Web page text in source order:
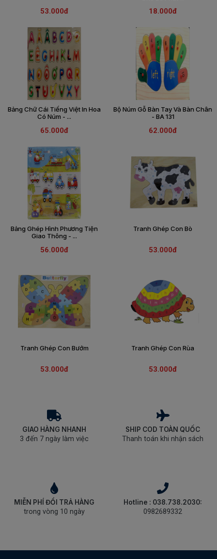
THIẾU
SÁCH
TIẾNG
SÁCH
NGOẠI
VPP
QUÀ
TẶNG
THIẾT
53.000đ 18.000đ
Bảng Chữ Cái Tiếng Việt In Hoa
Có Núm - ...
65.000đ
Bộ Núm Gỗ Bàn Tay Và Bàn Chân
- BA 131
62.000đ
Bảng Ghép Hình Phương Tiện
Giao Thông - ...
56.000đ
Tranh Ghép Con Bò
53.000đ
Tranh Ghép Con Bướm
53.000đ
Tranh Ghép Con Rùa
53.000đ
GIAO HÀNG NHANH
3 đến 7 ngày làm việc
SHIP COD TOÀN QUỐC
Thanh toán khi nhận sách
MIỄN PHÍ ĐỔI TRẢ HÀNG
trong vòng 10 ngày
Hotline : 038.738.2030:
0982689332